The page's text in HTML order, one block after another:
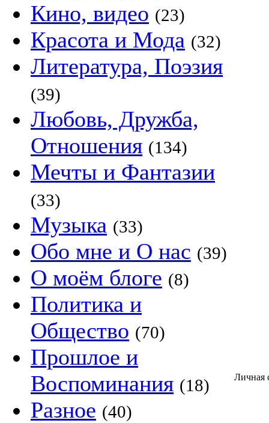
Кино, видео (23)
Красота и Мода (32)
Литература, Поэзия
(39)
Любовь, Дружба,
Отношения (134)
Мечты и Фантазии
(33)
Музыка (33)
Обо мне и О нас (39)
О моём блоге (8)
Политика и
Общество (70)
Прошлое и
Воспоминания (18)
Разное (40)
Личная